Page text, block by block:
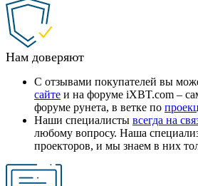
Нам доверяют
С отзывами покупателей вы
сайте и на форуме iXBT.com –
форуме рунета, в ветке по
Наши специалисты всегда на
любому вопросу. Наша
проекторов, и мы знаем в них